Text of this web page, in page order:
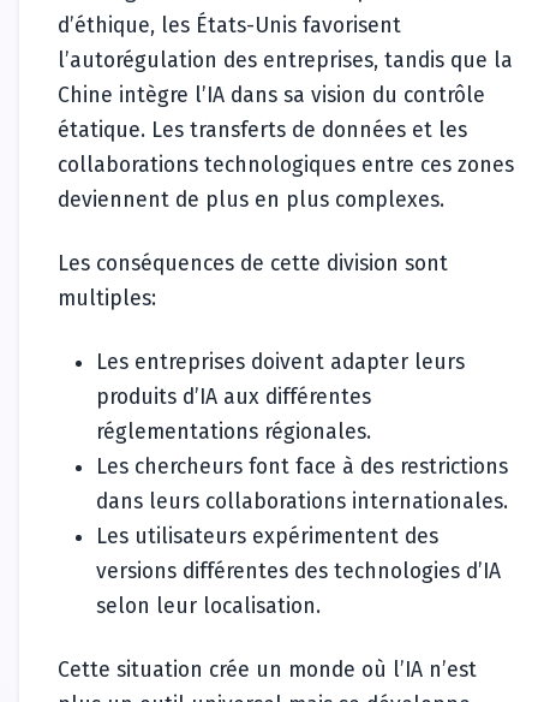
d’éthique, les États-Unis favorisent
l’autorégulation des entreprises, tandis que la
Chine intègre l’IA dans sa vision du contrôle
étatique. Les transferts de données et les
collaborations technologiques entre ces zones
deviennent de plus en plus complexes.
Les conséquences de cette division sont
multiples:
Les entreprises doivent adapter leurs
produits d’IA aux différentes
réglementations régionales.
Les chercheurs font face à des restrictions
dans leurs collaborations internationales.
Les utilisateurs expérimentent des
versions différentes des technologies d’IA
selon leur localisation.
Cette situation crée un monde où l’IA n’est